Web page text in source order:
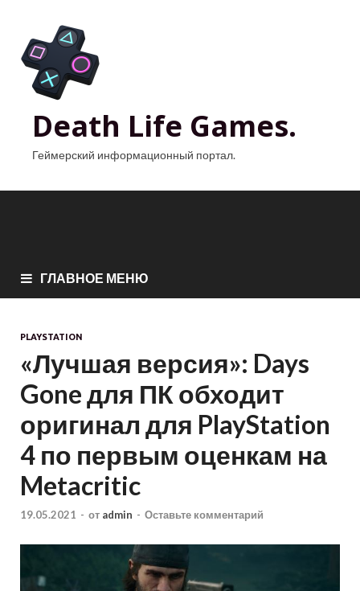
Death Life Games.
Геймерский информационный портал.
ГЛАВНОЕ МЕНЮ
PLAYSTATION
«Лучшая версия»: Days
Gone для ПК обходит
оригинал для PlayStation
4 по первым оценкам на
Metacritic
19.05.2021 - от admin - Оставьте комментарий